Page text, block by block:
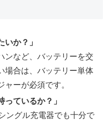
いか？」
ンなど、バッテリーを交
場合は、バッテリー単体
ーが必須です。
っているか？」
ングル充電器でも十分で